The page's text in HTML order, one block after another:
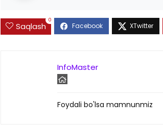
Saqlash
0
InfoMaster
Foydali bo'lsa mamnunmiz